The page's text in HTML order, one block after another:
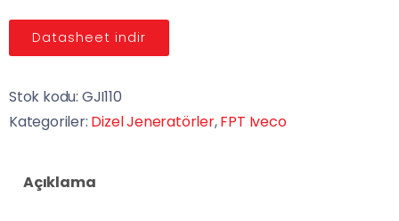
Datasheet indir
Stok kodu: GJI110
Kategoriler: Dizel Jeneratörler,FPT Iveco
Açıklama